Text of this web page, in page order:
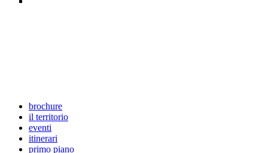
brochure
il territorio
eventi
itinerari
primo piano